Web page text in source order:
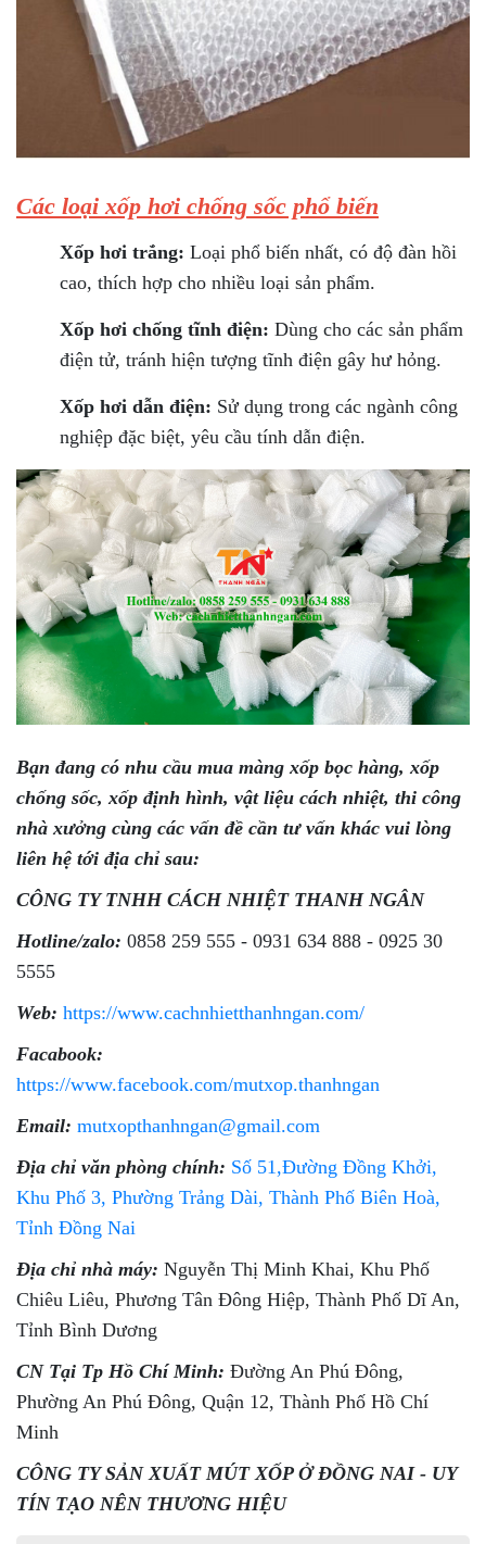
Các loại xốp hơi chống sốc phổ biến
Xốp hơi trắng: Loại phổ biến nhất, có độ đàn hồi
cao, thích hợp cho nhiều loại sản phẩm.
Xốp hơi chống tĩnh điện: Dùng cho các sản phẩm
điện tử, tránh hiện tượng tĩnh điện gây hư hỏng.
Xốp hơi dẫn điện: Sử dụng trong các ngành công
nghiệp đặc biệt, yêu cầu tính dẫn điện.
Bạn đang có nhu cầu mua màng xốp bọc hàng, xốp
chống sốc, xốp định hình, vật liệu cách nhiệt, thi công
nhà xưởng cùng các vấn đề cần tư vấn khác vui lòng
liên hệ tới địa chỉ sau:
CÔNG TY TNHH CÁCH NHIỆT THANH NGÂN
Hotline/zalo: 0858 259 555 - 0931 634 888 - 0925 30
5555
Web: https://www.cachnhietthanhngan.com/
Facabook:
https://www.facebook.com/mutxop.thanhngan
Email: mutxopthanhngan@gmail.com
Địa chỉ văn phòng chính: Số 51,Đường Đồng Khởi,
Khu Phố 3, Phường Trảng Dài, Thành Phố Biên Hoà,
Tỉnh Đồng Nai
Địa chỉ nhà máy: Nguyễn Thị Minh Khai, Khu Phố
Chiêu Liêu, Phương Tân Đông Hiệp, Thành Phố Dĩ An,
Tỉnh Bình Dương
CN Tại Tp Hồ Chí Minh: Đường An Phú Đông,
Phường An Phú Đông, Quận 12, Thành Phố Hồ Chí
Minh
CÔNG TY SẢN XUẤT MÚT XỐP Ở ĐỒNG NAI - UY
TÍN TẠO NÊN THƯƠNG HIỆU